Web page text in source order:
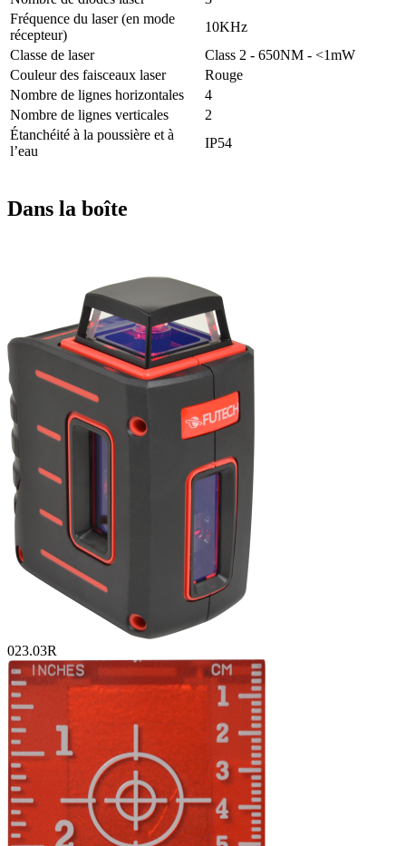
Fréquence du laser (en mode
récepteur)
10KHz
Classe de laser
Class 2 - 650NM - <1mW
Couleur des faisceaux laser
Rouge
Nombre de lignes horizontales
4
Nombre de lignes verticales
2
Étanchéité à la poussière et à
l’eau
IP54
Dans la boîte
023.03R